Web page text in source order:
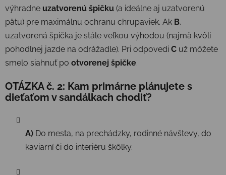
výhradne uzatvorenú špičku (a ideálne aj uzatvorenú
pätu) pre maximálnu ochranu chrupaviek. Ak B,
uzatvorená špička je stále veľkou výhodou (najmä kvôli
pohodlnej jazde na odrážadle). Pri odpovedi C už môžete
smelo siahnuť po otvorenej špičke.
OTÁZKA č. 2: Kam primárne plánujete s
dieťaťom v sandálkach chodiť?
A) Do mesta, na prechádzky, rodinné návštevy, do
kaviarní či do interiéru škôlky.